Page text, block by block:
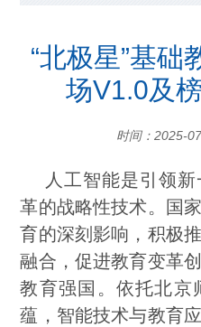
“北极星”基础
场V1.0及
时间：2025-
人工智能是引领
革的战略性技术。国
育的深刻影响，积极
融合，促进教育变革
教育强国。依托北京
蕴，智能技术与教育